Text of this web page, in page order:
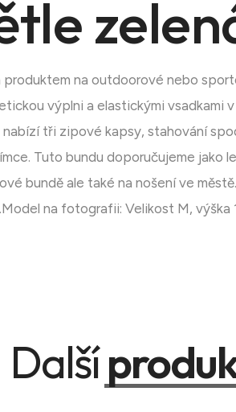
na outdoorové nebo
výplni a elastickými vsadkami
tři zipové kapsy, stahování
Tuto bundu doporučujeme jako
bundě ale také na nošení ve
na fotografii: Velikost M,
Další